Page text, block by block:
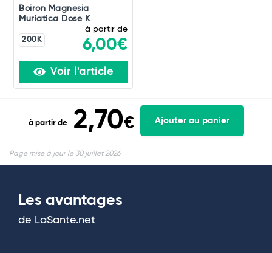
Boiron Magnesia
Muriatica Dose K
200K
à partir de
6,00€
Voir l'article
à partir de 2,70€ Ajouter au panier
Page mise à jour le 30 juillet 2026
Les avantages
de LaSante.net